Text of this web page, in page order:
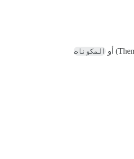
المكونات